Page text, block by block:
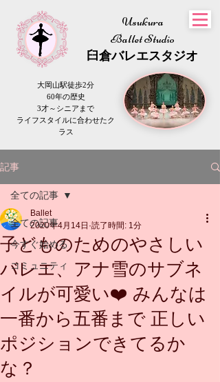
Usukura
Ballet Studio
​臼倉バレエスタジオ
大岡山駅徒歩2分
60年の歴史
3才～シニアまで
​ライフスタイルに合わせたク
ラス
記事
全ての記事
今すぐ始める
コミュニティ
全ての記事
子どものためのやさしい
バレエ、アナ雪のサブネ
イルが可愛い❤️ みんなは
一番から五番まで 正しい
ポジションできてるか
な？
Ballet
2020年4月14日 読了時間: 1分